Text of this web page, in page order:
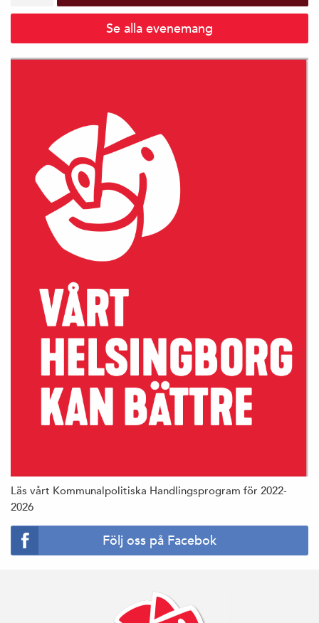
Se alla evenemang
Läs vårt Kommunalpolitiska Handlingsprogram för 2022-
2026
Följ oss på Facebok